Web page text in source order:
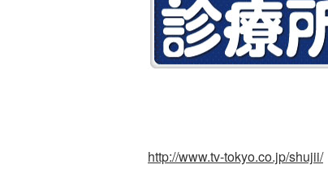
http://www.tv-tokyo.co.jp/shujii/